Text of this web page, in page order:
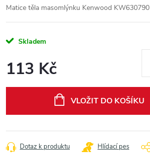
Matice těla masomlýnku Kenwood KW630790
Skladem
113 Kč
VLOŽIT DO KOŠÍKU
Dotaz k produktu Hlídací pes